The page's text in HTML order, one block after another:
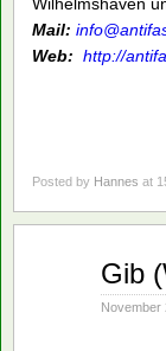
Mail:
Web: http://
Posted by Hannes at
Gib
November